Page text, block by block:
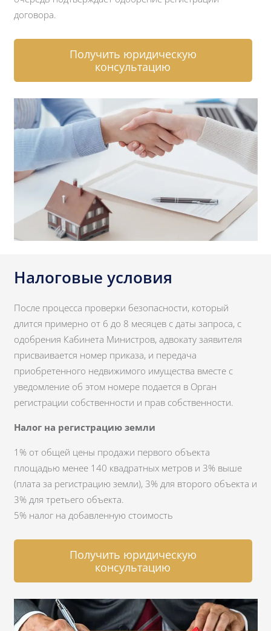
договора.
Получить юридическую
консультацию
Налоговые условия
После процесса проверки безопасности, который
длится примерно от 6 до 8 месяцев с даты запроса, с
одобрения Кабинета Министров, адвокату заявителя
присваивается номер приказа, и передача
приобретенного недвижимого имущества вместе с
уведомление об этом номере подается в Орган
регистрации собственности и прав собственности.
Налог на регистрацию земли
1% от общей цены продажи первого объекта
площадью менее 140 квадратных метров и 3% выше
(плата за регистрацию земли), 3% для второго объекта и
3% для третьего объекта.
5% налог на добавленную стоимость
Получить юридическую
консультацию